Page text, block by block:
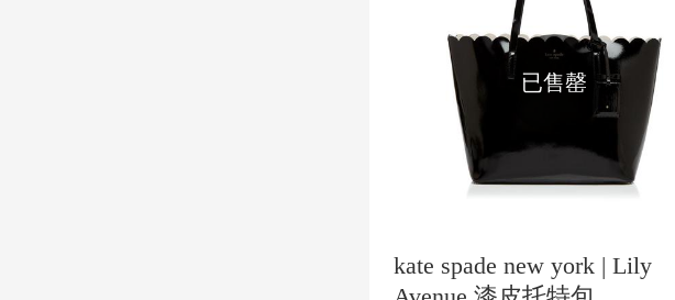
已售罄
kate spade new york | Lily